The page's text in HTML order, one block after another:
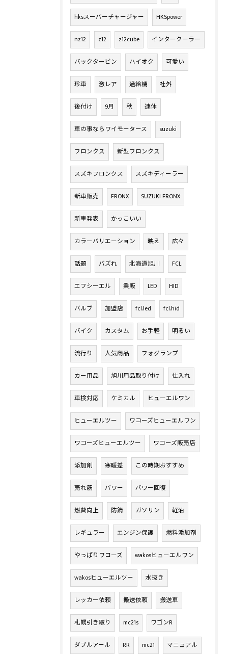
hksスーパーチャージャー HKSpower
nz12 z12 z12cube インタークーラー
バックタービン ハイオク 可愛い
珍車 激レア 過給機 社外
後付け 9月 秋 連休
車の事ならワイモータース suzuki
フロンクス 新型フロンクス
スズキフロンクス スズキディーラー
新車販売 FRONX SUZUKI FRONX
新車発表 かっこいい
カラーバリエーション 映え 広々
話題 バズれ 北海道旭川 FCL.
エフシーエル 業販 LED HID
バルブ 加盟店 fcl.led fcl.hid
バイク カスタム お手軽 明るい
流行り 人気商品 フォグランプ
カー用品 旭川用品取り付け 仕入れ
車検対応 ケミカル ヒューエルワン
ヒューエルツー ワコーズヒューエルワン
ワコーズヒューエルツー ワコーズ販売店
添加剤 寒暖差 この時期おすすめ
売れ筋 パワー パワー回復
燃費向上 防錆 ガソリン 軽油
レギュラー エンジン保護 燃料添加剤
やっぱりワコーズ wakosヒューエルワン
wakosヒューエルツー 水抜き
レッカー依頼 搬送依頼 搬送車
札幌引き取り mc21s ワゴンR
ダブルアール RR mc21 マニュアル